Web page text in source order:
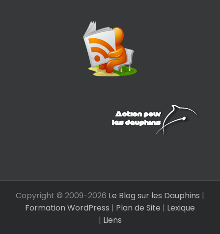
Copyright © 2009-2026 Le Blog sur les Dauphins |
Formation WordPress | Plan de Site | Lexique
| Liens